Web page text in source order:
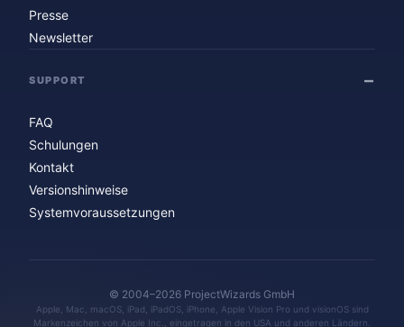
Presse
Newsletter
SUPPORT
FAQ
Schulungen
Kontakt
Versionshinweise
Systemvoraussetzungen
© 2004–2026 ProjectWizards GmbH
Apple, Mac, macOS, iPad, iPadOS, iPhone, Apple Vision Pro und visionOS sind
Markenzeichen von Apple Inc., eingetragen in den USA und anderen Ländern.